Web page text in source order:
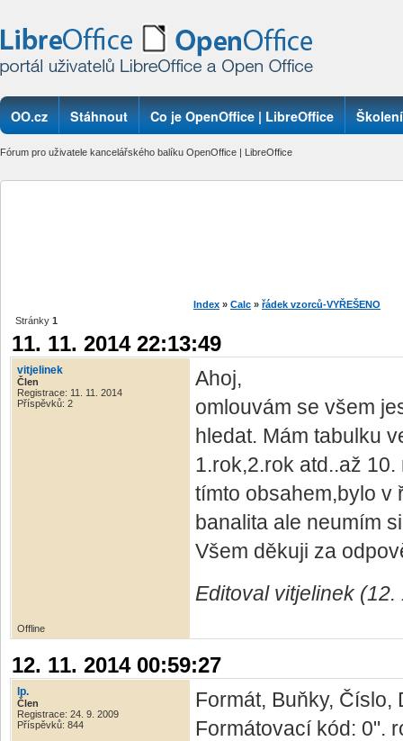
OO.cz Stáhnout Co je OpenOffice | LibreOffice Školení
Fórum pro uživatele kancelářského balíku OpenOffice | LibreOffice
Index » Calc » řádek vzorců-VYŘEŠENO
Stránky 1
11. 11. 2014 22:13:49
vitjelinek
Člen
Registrace: 11. 11. 2014
Příspěvků: 2
Ahoj,
omlouvám se všem
hledat. Mám tabulku
1.rok,2.rok atd..až
tímto obsahem,bylo v
banalita ale neumím
Všem děkuji za
Editoval vitjelinek
Offline
12. 11. 2014 00:59:27
lp.
Člen
Registrace: 24. 9. 2009
Příspěvků: 844
Formát, Buňky, Číslo,
Formátovací kód: 0".